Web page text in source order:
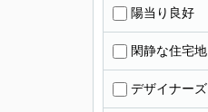
陽当り良好
閑静な住宅地
デザイナーズ